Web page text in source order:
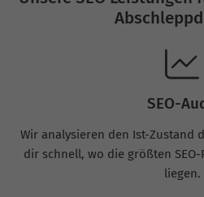
SEO-
Wir analysieren den Ist-Zustand
dir schnell, wo die größten
liegen.